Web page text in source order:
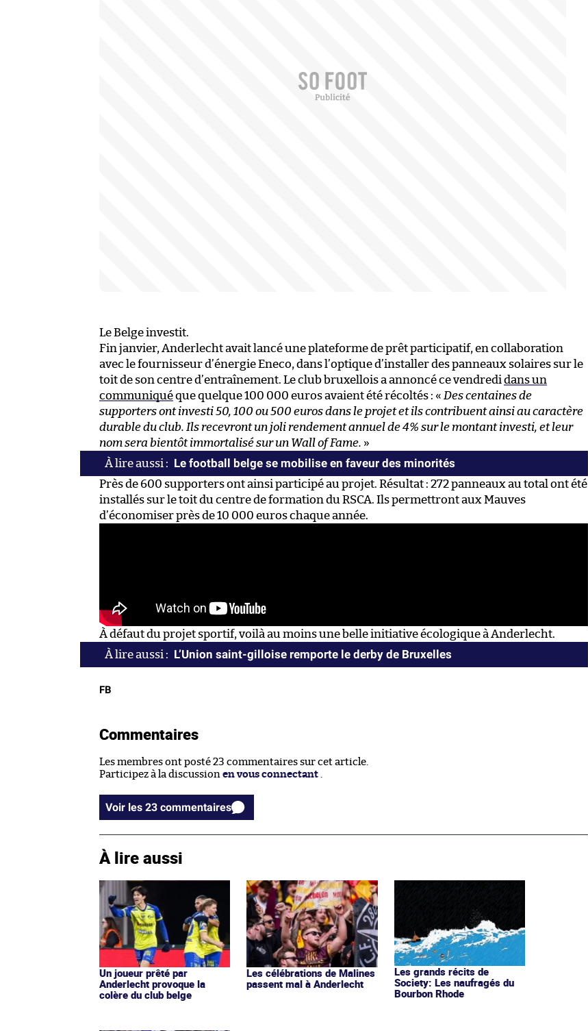
Le Belge investit.
Fin janvier, Anderlecht avait lancé une plateforme de prêt participatif, en collaboration
avec le fournisseur d’énergie Eneco, dans l’optique d’installer des panneaux solaires sur le
toit de son centre d’entraînement. Le club bruxellois a annoncé ce vendredi dans un
communiquéque quelque 100 000 euros avaient été récoltés : « Des centaines de
supporters ont investi 50, 100 ou 500 euros dans le projet et ils contribuent ainsi au caractère
durable du club. Ils recevront un joli rendement annuel de 4% sur le montant investi, et leur
nom sera bientôt immortalisé sur un Wall of Fame. »
Le football belge se mobilise en faveur des minorités
Près de 600 supporters ont ainsi participé au projet. Résultat : 272 panneaux au total ont été
installés sur le toit du centre de formation du RSCA. Ils permettront aux Mauves
d’économiser près de 10 000 euros chaque année.
À défaut du projet sportif, voilà au moins une belle initiative écologique à Anderlecht.
L’Union saint-gilloise remporte le derby de Bruxelles
FB
Commentaires
Les membres ont posté 23 commentaires sur cet article.
Participez à la discussion en vous connectant
Voir les 23 commentaires
À lire aussi
Un joueur prêté par
Anderlecht provoque la
colère du club belge
Les célébrations de Malines
passent mal à Anderlecht
Les grands récits de
Society: Les naufragés du
Bourbon Rhode